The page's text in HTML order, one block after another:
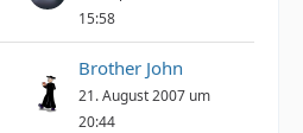
15:58
Brother John
21. August 2007 um
20:44